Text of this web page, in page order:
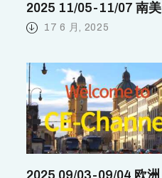
2025 11/05-11/07 南美
17 6 月, 2025
2025 09/03-09/04 欧洲